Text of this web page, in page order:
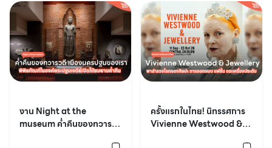
STOREYS SQUARE
งาน Night at the
museum ค่ำคืนของทวาร
ครั้งแรกในไทย! นิทรรศการ
Vivienne Westwood &